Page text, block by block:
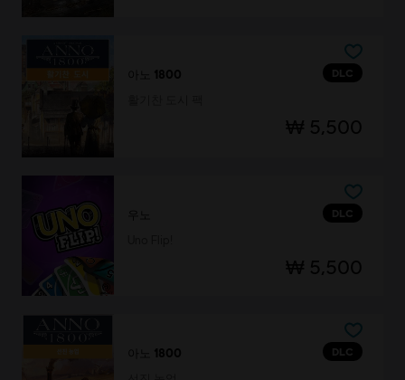
DLC
아노 1800
₩ 5,500
DLC
₩ 5,500
DLC
아노 1800